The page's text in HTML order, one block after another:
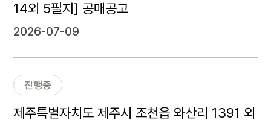
14외 5필지] 공매공고
2026-07-09
진행중
제주특별자치도 제주시 조천읍 와산리 1391 외